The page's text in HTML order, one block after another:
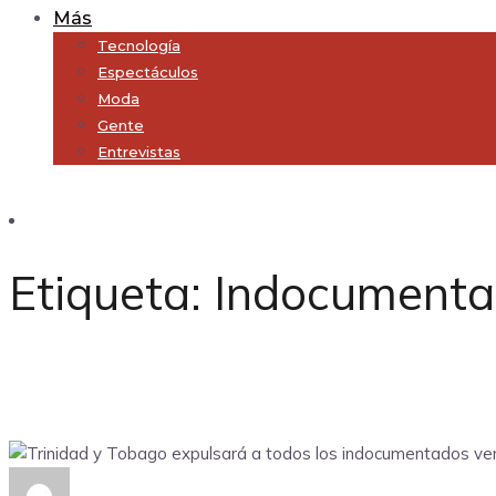
Más
Tecnología
Espectáculos
Moda
Gente
Entrevistas
Etiqueta: